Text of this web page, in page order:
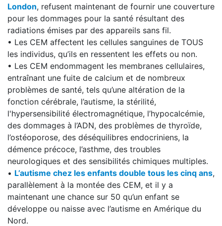
London, refusent maintenant de fournir une couverture
pour les dommages pour la santé résultant des
radiations émises par des appareils sans fil.
• Les CEM affectent les cellules sanguines de TOUS
les individus, qu’ils en ressentent les effets ou non.
• Les CEM endommagent les membranes cellulaires,
entraînant une fuite de calcium et de nombreux
problèmes de santé, tels qu’une altération de la
fonction cérébrale, l’autisme, la stérilité,
l'hypersensibilité électromagnétique, l’hypocalcémie,
des dommages à l’ADN, des problèmes de thyroïde,
l’ostéoporose, des déséquilibres endocriniens, la
démence précoce, l’asthme, des troubles
neurologiques et des sensibilités chimiques multiples.
• L’autisme chez les enfants double tous les cinq ans,
parallèlement à la montée des CEM, et il y a
maintenant une chance sur 50 qu’un enfant se
développe ou naisse avec l’autisme en Amérique du
Nord.